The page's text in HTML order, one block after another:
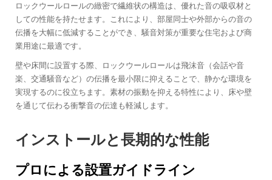
ロックウールロールの緻密で繊維状の構造は、優れた音の吸収材と
しての性能を持たせます。これにより、部屋同士や外部からの音の
伝播を大幅に低減することができ、騒音対策が重要な住宅および商
業用途に最適です。
壁や床間に設置する際、ロックウールロールは飛沫音（会話や音
楽、交通騒音など）の伝播を最小限に抑えることで、静かな環境を
実現するのに役立ちます。素材の振動を抑える特性により、床や壁
を通じて伝わる衝撃音の伝達も軽減します。
インストールと長期的な性能
プロによる設置ガイドライン